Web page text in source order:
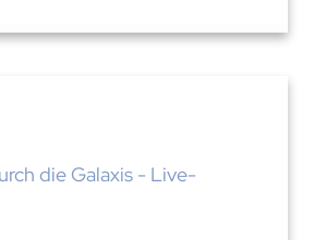
die Galaxis - Live-